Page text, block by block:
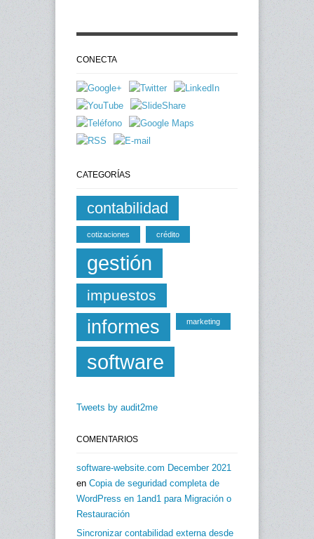
CONECTA
CATEGORÍAS
contabilidad
cotizaciones crédito
gestión
impuestos
informes marketing
software
Tweets by audit2me
COMENTARIOS
software-website.com December 2021
en Copia de seguridad completa de
WordPress en 1and1 para Migración o
Restauración
Sincronizar contabilidad externa desde